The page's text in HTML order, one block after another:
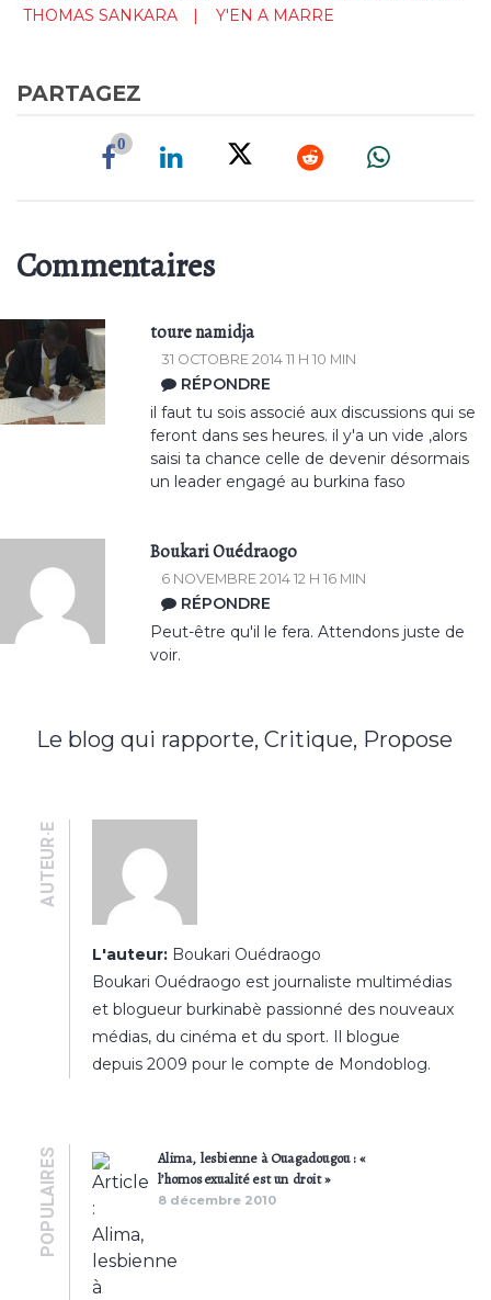
THOMAS SANKARA
Y'EN A MARRE
PARTAGEZ
0
Commentaires
toure namidja
31 OCTOBRE 2014 11 H 10 MIN
RÉPONDRE
il faut tu sois associé aux discussions qui se
feront dans ses heures. il y'a un vide ,alors
saisi ta chance celle de devenir désormais
un leader engagé au burkina faso
Boukari Ouédraogo
6 NOVEMBRE 2014 12 H 16 MIN
RÉPONDRE
Peut-être qu'il le fera. Attendons juste de
voir.
Le blog qui rapporte, Critique, Propose
AUTEUR·E
L'auteur: Boukari Ouédraogo
Boukari Ouédraogo est journaliste multimédias
et blogueur burkinabè passionné des nouveaux
médias, du cinéma et du sport. Il blogue
depuis 2009 pour le compte de Mondoblog.
POPULAIRES
Alima, lesbienne à Ouagadougou : «
l’homosexualité est un droit »
8 décembre 2010